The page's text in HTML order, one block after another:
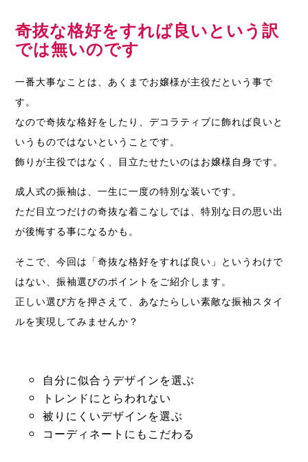
奇抜な格好をすれば良いという訳
では無いのです
一番大事なことは、あくまでお嬢様が主役だという事で
す。
なので奇抜な格好をしたり、デコラティブに飾れば良いと
いうものではないということです。
飾りが主役ではなく、目立たせたいのはお嬢様自身です。
成人式の振袖は、一生に一度の特別な装いです。
ただ目立つだけの奇抜な着こなしでは、特別な日の思い出
が後悔する事になるかも。
そこで、今回は「奇抜な格好をすれば良い」というわけで
はない、振袖選びのポイントをご紹介します。
正しい選び方を押さえて、あなたらしい素敵な振袖スタイ
ルを実現してみませんか？
自分に似合うデザインを選ぶ
トレンドにとらわれない
被りにくいデザインを選ぶ
コーディネートにもこだわる